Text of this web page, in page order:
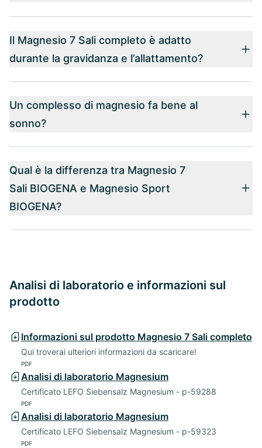
Il Magnesio 7 Sali completo è adatto
durante la gravidanza e l’allattamento?
Un complesso di magnesio fa bene al
sonno?
Qual è la differenza tra Magnesio 7
Sali BIOGENA e Magnesio Sport
BIOGENA?
Analisi di laboratorio e informazioni sul
prodotto
Informazioni sul prodotto Magnesio 7 Sali completo
Qui troverai ulteriori informazioni da scaricare!
PDF
Analisi di laboratorio Magnesium
Certificato LEFO Siebensalz Magnesium - p-59288
PDF
Analisi di laboratorio Magnesium
Certificato LEFO Siebensalz Magnesium - p-59323
PDF